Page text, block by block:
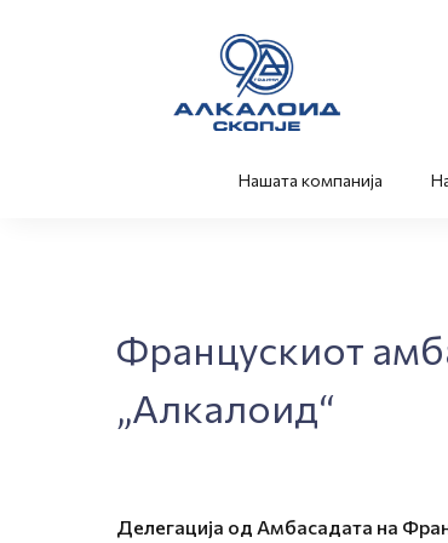
Нашата компанија
Францускиот
„Алкалоид“
Делегација од Амбасадата на